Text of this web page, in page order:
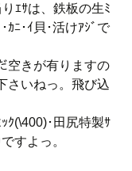
ｴｻは、鉄板の生ﾐ
ｶﾆ･ｲ貝･活けｱｼﾞで
空きが有りますの
さいねっ。飛び込
ｸ(\400)･田尻特製ｻ
すよっ。